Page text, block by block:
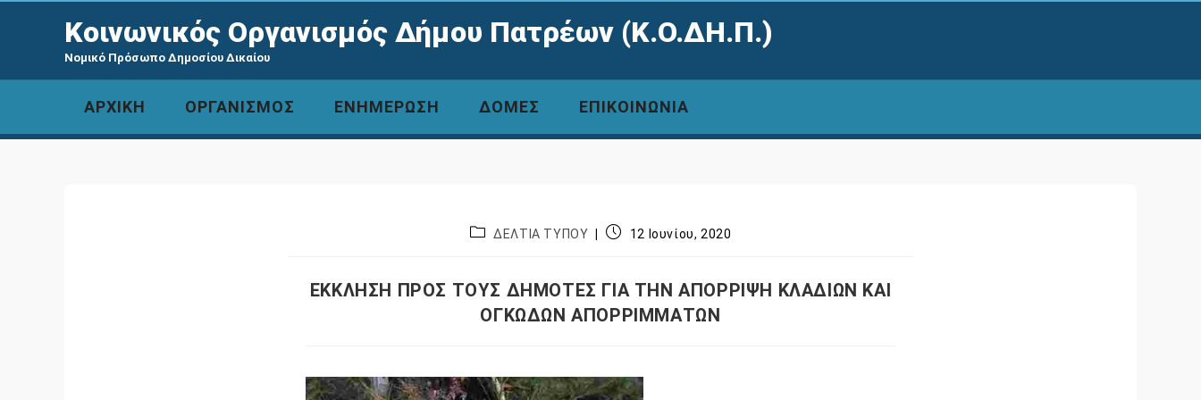
Κοινωνικός Οργανισμός Δήμου Πατρέων (Κ.Ο.ΔΗ.Π.)
Νομικό Πρόσωπο Δημοσίου Δικαίου
ΑΡΧΙΚΗ ΟΡΓΑΝΙΣΜΟΣ ΕΝΗΜΕΡΩΣΗ ΔΟΜΕΣ ΕΠΙΚΟΙΝΩΝΙΑ
ΔΕΛΤΙΑ ΤΥΠΟΥ 12 Ιουνίου, 2020
ΕΚΚΛΗΣΗ ΠΡΟΣ ΤΟΥΣ ΔΗΜΟΤΕΣ ΓΙΑ ΤΗΝ ΑΠΟΡΡΙΨΗ ΚΛΑΔΙΩΝ ΚΑΙ
ΟΓΚΩΔΩΝ ΑΠΟΡΡΙΜΜΑΤΩΝ